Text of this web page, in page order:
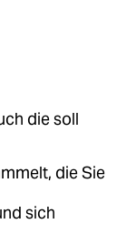
die soll
die Sie
sich